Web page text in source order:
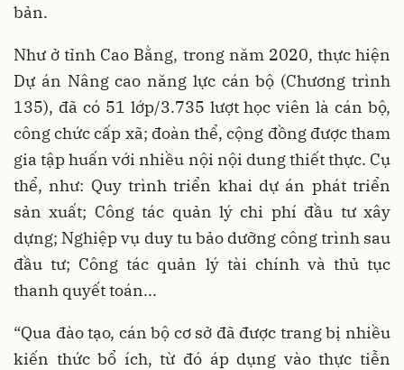
bản.
Như ở tỉnh Cao Bằng, trong năm 2020, thực hiện
Dự án Nâng cao năng lực cán bộ (Chương trình
135), đã có 51 lớp/3.735 lượt học viên là cán bộ,
công chức cấp xã; đoàn thể, cộng đồng được tham
gia tập huấn với nhiều nội nội dung thiết thực. Cụ
thể, như: Quy trình triển khai dự án phát triển
sản xuất; Công tác quản lý chi phí đầu tư xây
dựng; Nghiệp vụ duy tu bảo dưỡng công trình sau
đầu tư; Công tác quản lý tài chính và thủ tục
thanh quyết toán...
“Qua đào tạo, cán bộ cơ sở đã được trang bị nhiều
kiến thức bổ ích, từ đó áp dụng vào thực tiễn